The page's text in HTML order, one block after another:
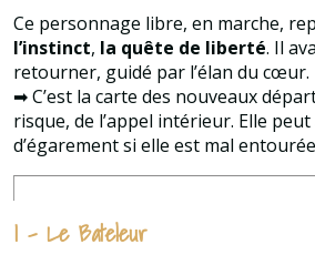
Ce personnage libre, en marche,
l’instinct, la quête de liberté. Il
retourner, guidé par l’élan du cœur.
➡ C’est la carte des nouveaux
risque, de l’appel intérieur. Elle
d’égarement si elle est mal
I – Le Bateleur